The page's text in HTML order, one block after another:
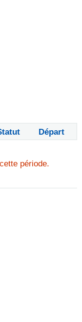
Départ
période.